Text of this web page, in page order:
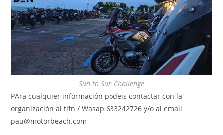
Sun to Sun Challenge
PAra cualquier información podeis contactar con la
organización al tlfn / Wasap 633242726 y/o al email
pau@motorbeach.com